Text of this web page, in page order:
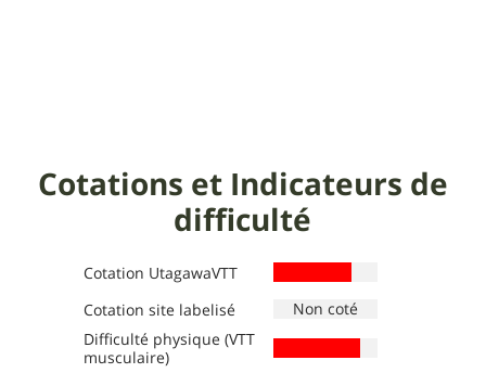
Cotations et Indicateurs de
difficulté
Cotation UtagawaVTT
Cotation site labelisé
Définition des niveaux :
Définition des niveaux :
Difficulté physique (VTT
musculaire)